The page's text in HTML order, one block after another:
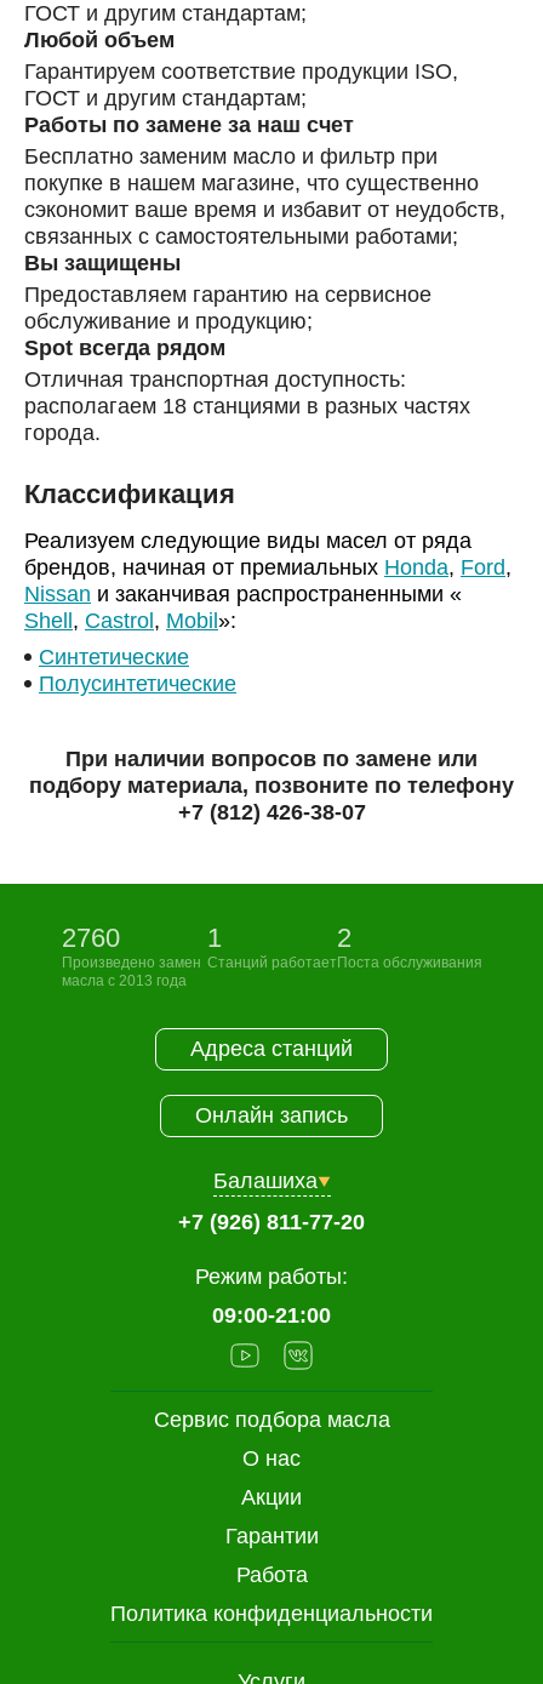
ГОСТ и другим стандартам;
Любой объем
Гарантируем соответствие продукции ISO,
ГОСТ и другим стандартам;
Работы по замене за наш счет
Бесплатно заменим масло и фильтр при
покупке в нашем магазине, что существенно
сэкономит ваше время и избавит от неудобств,
связанных с самостоятельными работами;
Вы защищены
Предоставляем гарантию на сервисное
обслуживание и продукцию;
Spot всегда рядом
Отличная транспортная доступность:
располагаем 18 станциями в разных частях
города.
Классификация
Реализуем следующие виды масел от ряда
брендов, начиная от премиальных Honda, Ford,
Nissan и заканчивая распространенными «
Shell , Castrol , Mobil »:
Синтетические
Полусинтетические
При наличии вопросов по замене или
подбору материала, позвоните по телефону
+7 (812) 426-38-07
2760
Произведено замен
масла с 2013 года
1
Станций работает
2
Поста обслуживания
Сервис подбора масла
О нас
Акции
Гарантии
Работа
Политика конфиденциальности
Адреса станций
Онлайн запись
Балашиха
+7 (926) 811-77-20
Режим работы:
09:00-21:00